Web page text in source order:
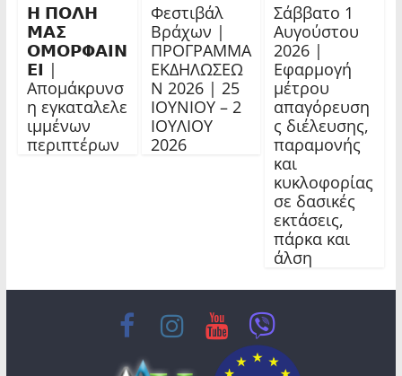
𝝜 𝝥𝝤𝝠𝝜
𝝡𝝖𝝨
𝝤𝝡𝝤𝝦𝝫𝝖𝝞𝝢
𝝚𝝞 |
Απομάκρυνσ
η εγκαταλελε
ιμμένων
περιπτέρων
Φεστιβάλ
Βράχων |
ΠΡΟΓΡΑΜΜΑ
ΕΚΔΗΛΩΣΕΩ
Ν 2026 | 25
ΙΟΥΝΙΟΥ – 2
ΙΟΥΛΙΟΥ
2026
Σάββατο 1
Αυγούστου
2026 |
Εφαρμογή
μέτρου
απαγόρευση
ς διέλευσης,
παραμονής
και
κυκλοφορίας
σε δασικές
εκτάσεις,
πάρκα και
άλση